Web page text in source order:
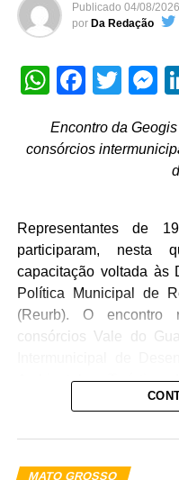
Publicado 04/08/
por Da Redação
Encontro da
consórcios
Representantes de
participaram, nesta
capacitação voltada às
Política Municipal de
(Reurb). O encontro
consórcios Vale do
Ambiental e Turístico
discutir os desafios
MATO GROSSO